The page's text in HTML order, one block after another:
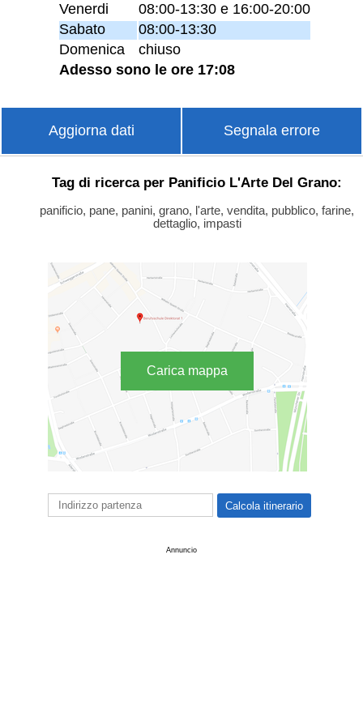
Venerdi
08:00-13:30 e 16:00-20:00
Sabato
08:00-13:30
Domenica
chiuso
Adesso sono le ore 17:08
Aggiorna dati Segnala errore
Tag di ricerca per Panificio L'Arte Del Grano:
panificio, pane, panini, grano, l'arte, vendita, pubblico, farine,
dettaglio, impasti
Carica mappa
Annuncio